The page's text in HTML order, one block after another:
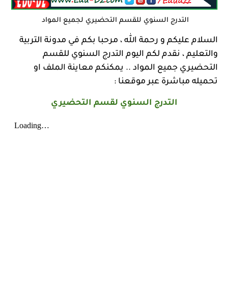
التدرج السنوي للقسم التحضيري لجميع المواد
السلام عليكم و رحمة الله ، مرحبا بكم في مدونة التربية
والتعليم ، نقدم لكم اليوم التدرج السنوي للقسم
التحضيري جميع المواد .. يمكنكم معاينة الملف او
تحميله مباشرة عبر موقعنا :
التدرج السنوي لقسم التحضيري